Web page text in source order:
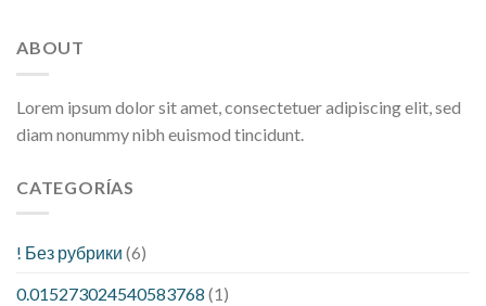
ABOUT
Lorem ipsum dolor sit amet, consectetuer adipiscing elit, sed
diam nonummy nibh euismod tincidunt.
CATEGORÍAS
! Без рубрики (6)
0.015273024540583768 (1)